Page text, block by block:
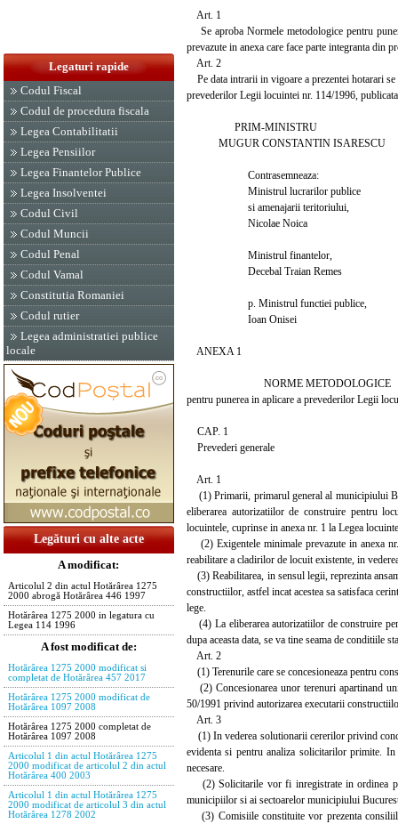
Legaturi rapide
Codul Fiscal
Codul de procedura fiscala
Legea Contabilitatii
Legea Pensiilor
Legea Finantelor Publice
Legea Insolventei
Codul Civil
Codul Muncii
Codul Penal
Codul Vamal
Constitutia Romaniei
Codul rutier
Legea administratiei publice
locale
Legături cu alte acte
A modificat:
Articolul 2 din actul Hotărârea 1275
2000 abrogă Hotărârea 446 1997
Hotărârea 1275 2000 in legatura cu
Legea 114 1996
A fost modificat de:
Hotărârea 1275 2000 modificat si
completat de Hotărârea 457 2017
Hotărârea 1275 2000 modificat de
Hotărârea 1097 2008
Hotărârea 1275 2000 completat de
Hotărârea 1097 2008
Articolul 1 din actul Hotărârea 1275
2000 modificat de articolul 2 din actul
Hotărârea 400 2003
Articolul 1 din actul Hotărârea 1275
2000 modificat de articolul 3 din actul
Hotărârea 1278 2002
Art. 1
Se aproba Normele metodologice pentru
prevazute in anexa care face parte integranta din
Art. 2
Pe data intrarii in vigoare a prezentei hotarari
prevederilor Legii locuintei nr. 114/1996,
PRIM-MINISTRU
MUGUR CONSTANTIN ISARESCU
Contrasemneaza:
Ministrul lucrarilor publice
si amenajarii teritoriului,
Nicolae Noica
Ministrul finantelor,
Decebal Traian Remes
p. Ministrul functiei publice,
Ioan Onisei
ANEXA 1
NORME METODOLOGICE
pentru punerea in aplicare a prevederilor Legii
CAP. 1
Prevederi generale
Art. 1
(1) Primarii, primarul general al municipiului
eliberarea autorizatiilor de construire pentru
locuintele, cuprinse in anexa nr. 1 la Legea
(2) Exigentele minimale prevazute in anexa
reabilitare a cladirilor de locuit existente, in
(3) Reabilitarea, in sensul legii, reprezinta
constructiilor, astfel incat acestea sa satisfaca
lege.
(4) La eliberarea autorizatiilor de construire
dupa aceasta data, se va tine seama de conditiile
Art. 2
(1) Terenurile care se concesioneaza pentru
(2) Concesionarea unor terenuri apartinand
50/1991 privind autorizarea executarii
Art. 3
(1) In vederea solutionarii cererilor privind
evidenta si pentru analiza solicitarilor primite.
necesare.
(2) Solicitarile vor fi inregistrate in ordinea
municipiilor si ai sectoarelor municipiului
(3) Comisiile constituite vor prezenta